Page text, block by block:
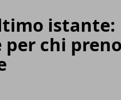
istante:
chi